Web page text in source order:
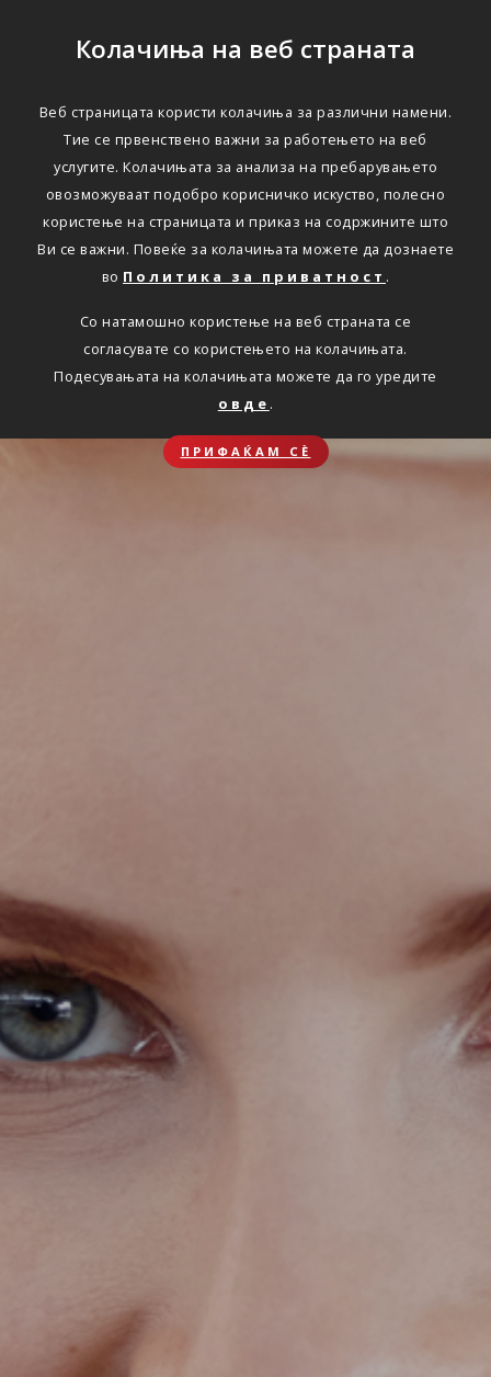
Колачиња на веб страната
Веб страницата користи колачиња за различни намени.
Тие се првенствено важни за работењето на веб
услугите. Колачињата за анализа на пребарувањето
овозможуваат подобро корисничко искуство, полесно
користење на страницата и приказ на содржините што
Ви се важни. Повеќе за колачињата можете да дознаете
во Политика за приватност .
Со натамошно користење на веб страната се
согласувате со користењето на колачињата.
Подесувањата на колачињата можете да го уредите
овде .
ПРИФАЌАМ СЀ